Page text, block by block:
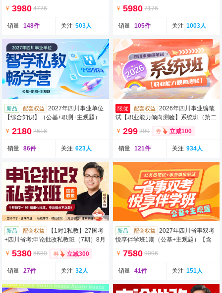
￥ 3980 4776
销量 148件 关注 503人
￥ 5980 7176
销量 105件 关注 1003人
新品 配套权益
2027年四川事业单位
【综合知识】（公基+职测+主观题）
￥ 2180 2616
销量 86件 关注 623人
限优 配套权益
2026年四川事业编笔
试【职业能力倾向测验】系统班（第二
￥ 299 399 立减100
销量 121件 关注 934人
新品 配套权益
【1对1私教】27国考
+四川省考:申论批改私教班（7期）8月
￥ 5380 5680 立减300
销量 27件 关注 32人
新品 配套权益
2027年四川省事双考
悦享伴学班1期（公基+主观题）【含
￥ 7580 9096
销量 41件 关注 151人